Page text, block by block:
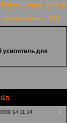
Регистрация Войти
Активные темы RSS
усилитель для
1
14:11:14